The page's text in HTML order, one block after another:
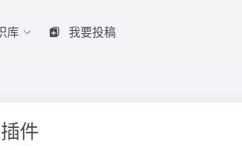
库 我要投稿
件